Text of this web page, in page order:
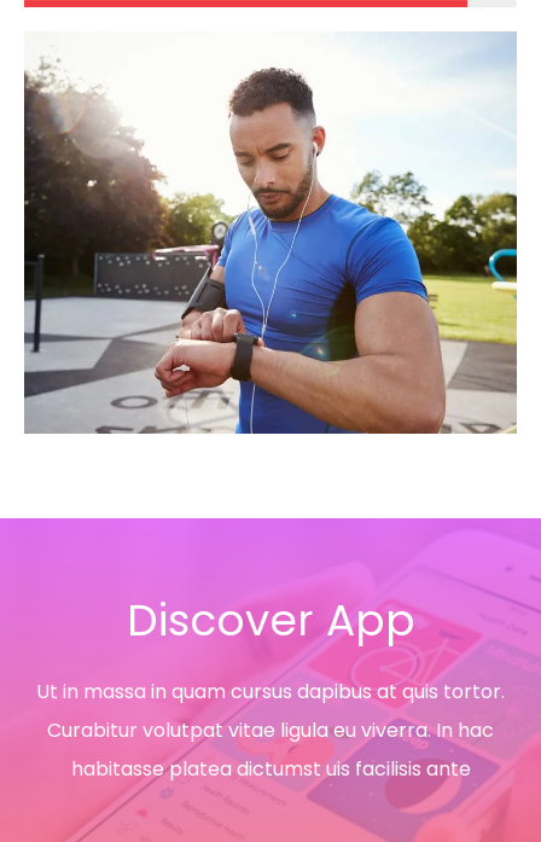
Discover App
Ut in massa in quam cursus dapibus at quis tortor.
Curabitur volutpat vitae ligula eu viverra. In hac
habitasse platea dictumst uis facilisis ante